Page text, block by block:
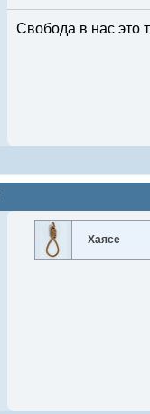
Свобода в нас это
Хаясе